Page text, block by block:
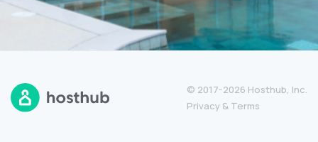
© 2017-2026 Hosthub, Inc.
Privacy & Terms